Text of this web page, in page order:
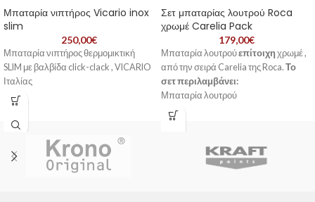
Μπαταρία νιπτήρος Vicario inox
slim
250,00€
Μπαταρία νιπτήρος θερμομικτική
SLIM με βαλβίδα click-clack , VICARIO
Ιταλίας
Σετ μπαταρίας λουτρού Roca
χρωμέ Carelia Pack
179,00€
Μπαταρία λουτρούεπίτοιχη χρωμέ ,
από την σειρά Carelia της Roca. Το
σετ περιλαμβάνει:
Μπαταρία λουτρού
Σπιράλ
Τηλέφωνο ντους